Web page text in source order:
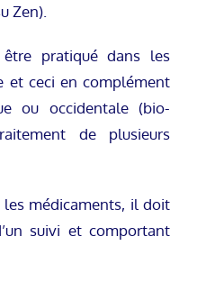
Zen).
pratiqué dans les
et ceci en complément
ou occidentale (bio-
de plusieurs
les médicaments, il doit
suivi et comportant